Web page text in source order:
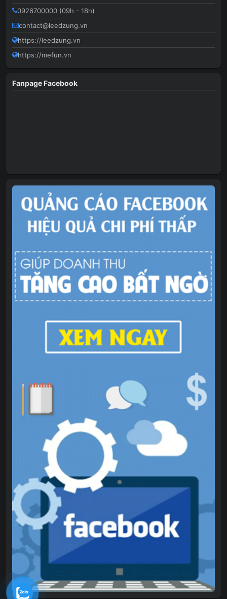
0926700000 (09h - 18h)
contact@leedzung.vn
https://leedzung.vn
https://mefun.vn
Fanpage Facebook